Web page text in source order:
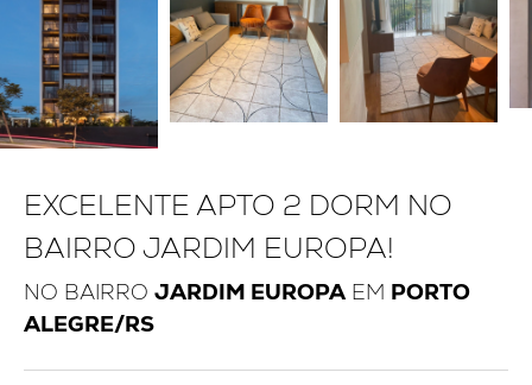
EXCELENTE APTO 2 DORM NO
BAIRRO JARDIM EUROPA!
NO BAIRRO JARDIM EUROPAEM PORTO
ALEGRE/RS